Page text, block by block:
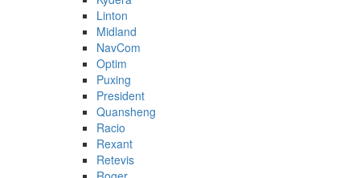
Linton
Midland
NavCom
Optim
Puxing
President
Quansheng
Racio
Rexant
Retevis